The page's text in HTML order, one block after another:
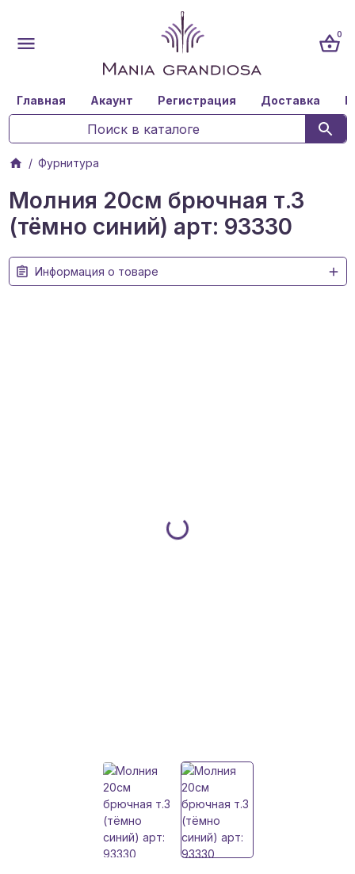
0
Главная Акаунт Регистрация Доставка
Фурнитура
Молния 20см брючная т.3
(тёмно синий) арт: 93330
Информация о товаре